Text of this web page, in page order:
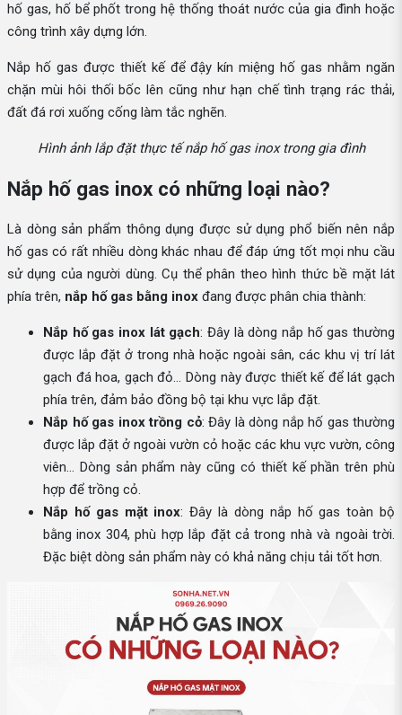
hố gas, hố bể phốt trong hệ thống thoát nước của gia đình hoặc
công trình xây dựng lớn.
Nắp hố gas được thiết kế để đậy kín miệng hố gas nhằm ngăn
chặn mùi hôi thối bốc lên cũng như hạn chế tình trạng rác thải,
đất đá rơi xuống cống làm tắc nghẽn.
Hình ảnh lắp đặt thực tế nắp hố gas inox trong gia đình
Nắp hố gas inox có những loại nào?
Là dòng sản phẩm thông dụng được sử dụng phổ biến nên nắp
hố gas có rất nhiều dòng khác nhau để đáp ứng tốt mọi nhu cầu
sử dụng của người dùng. Cụ thể phân theo hình thức bề mặt lát
phía trên, nắp hố gas bằng inox đang được phân chia thành:
Nắp hố gas inox lát gạch: Đây là dòng nắp hố gas thường
được lắp đặt ở trong nhà hoặc ngoài sân, các khu vị trí lát
gạch đá hoa, gạch đỏ… Dòng này được thiết kế để lát gạch
phía trên, đảm bảo đồng bộ tại khu vực lắp đặt.
Nắp hố gas inox trồng cỏ: Đây là dòng nắp hố gas thường
được lắp đặt ở ngoài vườn cỏ hoặc các khu vực vườn, công
viên… Dòng sản phẩm này cũng có thiết kế phần trên phù
hợp để trồng cỏ.
Nắp hố gas mặt inox: Đây là dòng nắp hố gas toàn bộ
bằng inox 304, phù hợp lắp đặt cả trong nhà và ngoài trời.
Đặc biệt dòng sản phẩm này có khả năng chịu tải tốt hơn.